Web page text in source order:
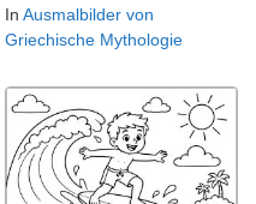
In Ausmalbilder von
Griechische Mythologie